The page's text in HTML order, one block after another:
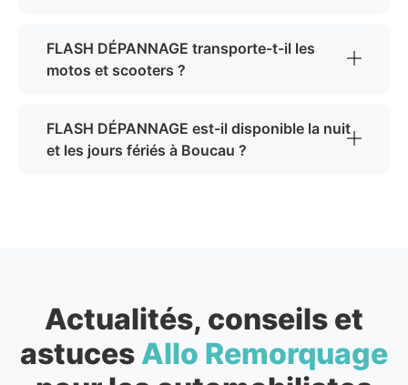
FLASH DÉPANNAGE transporte-t-il les
motos et scooters ?
FLASH DÉPANNAGE est-il disponible la nuit
et les jours fériés à Boucau ?
Actualités, conseils et
astuces Allo Remorquage